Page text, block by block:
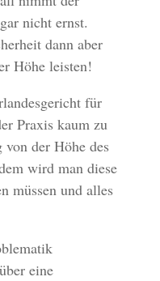
nicht ernst.
dann aber
Höhe leisten!
für
Praxis kaum zu
der Höhe des
wird man diese
müssen und alles
eine